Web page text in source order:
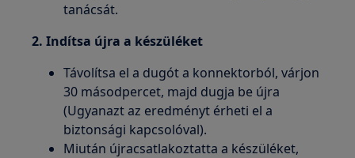
tanácsát.
2. Indítsa újra a készüléket
Távolítsa el a dugót a konnektorból, várjon
30 másodpercet, majd dugja be újra
(Ugyanazt az eredményt érheti el a
biztonsági kapcsolóval).
Miután újracsatlakoztatta a készüléket,